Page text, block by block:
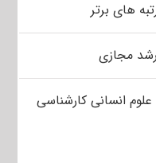
های برتر
مجازی
انسانی کارشناسی